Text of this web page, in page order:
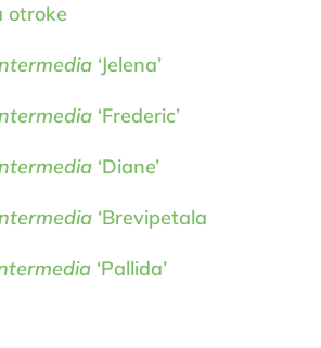
otroke
‘Jelena’
‘Frederic’
‘Diane’
‘Brevipetala
‘Pallida’